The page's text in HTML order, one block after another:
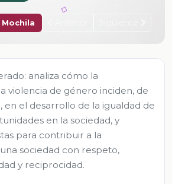
analiza cómo la
violencia de género inciden, de
en el desarrollo de la igualdad de
en la sociedad, y
para contribuir a la
sociedad con respeto,
y reciprocidad.